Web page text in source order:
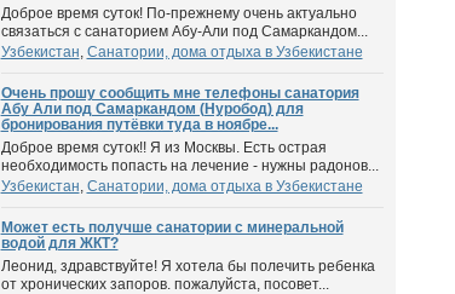
Доброе время суток! По-прежнему очень актуально
связаться с санаторием Абу-Али под Самаркандом...
Узбекистан, Санатории, дома отдыха в Узбекистане
Очень прошу сообщить мне телефоны санатория
Абу Али под Самаркандом (Нуробод) для
бронирования путёвки туда в ноябре...
Доброе время суток!! Я из Москвы. Есть острая
необходимость попасть на лечение - нужны радонов...
Узбекистан, Санатории, дома отдыха в Узбекистане
Может есть получше санатории с минеральной
водой для ЖКТ?
Леонид, здравствуйте! Я хотела бы полечить ребенка
от хронических запоров. пожалуйста, посовет...